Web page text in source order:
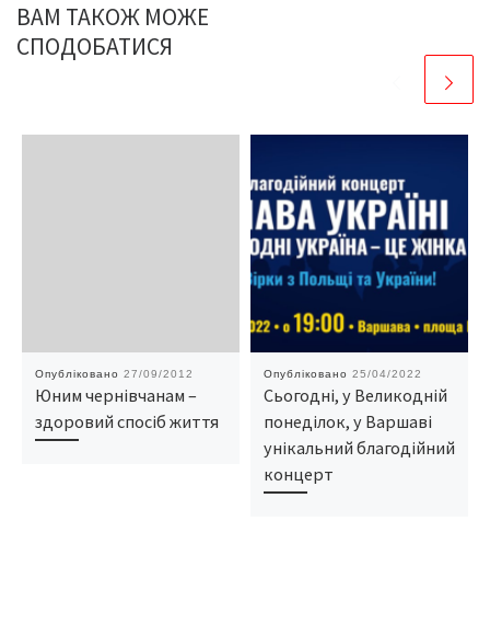
ВАМ ТАКОЖ МОЖЕ
СПОДОБАТИСЯ
Опубліковано 27/09/2012
Юним чернівчанам –
здоровий спосіб життя
Опубліковано 25/04/2022
Сьогодні, у Великодній
понеділок, у Варшаві
унікальний благодійний
концерт